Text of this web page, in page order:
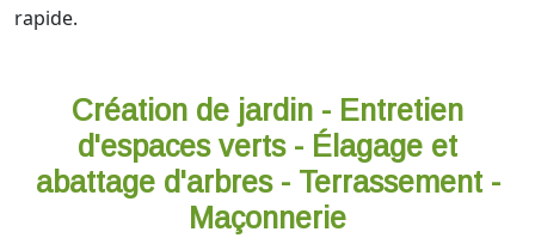
rapide.
Création de jardin - Entretien
d'espaces verts - Élagage et
abattage d'arbres - Terrassement -
Maçonnerie